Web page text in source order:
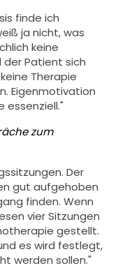
finde ich
ja nicht, was
keine
Patient sich
Therapie
Eigenmotivation
essenziell."
zum
Der
gut aufgehoben
finden. Wenn
vier Sitzungen
gestellt.
es wird festlegt,
werden sollen."